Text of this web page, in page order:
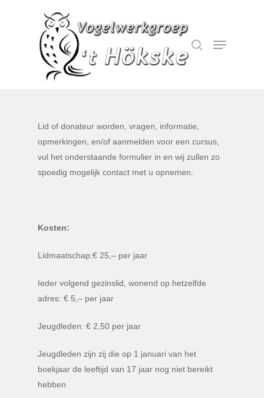
Hit enter to search or ESC to close
Lid of donateur worden, vragen, informatie,
opmerkingen, en/of aanmelden voor een cursus,
vul het onderstaande formulier in en wij zullen zo
spoedig mogelijk contact met u opnemen.
Kosten:
Lidmaatschap:€ 25,– per jaar
Ieder volgend gezinslid, wonend op hetzelfde
adres: € 5,– per jaar
Jeugdleden: € 2,50 per jaar
Jeugdleden zijn zij die op 1 januari van het
boekjaar de leeftijd van 17 jaar nog niet bereikt
hebben